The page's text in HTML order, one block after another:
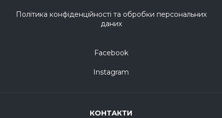
Політика конфіденційності та обробки персональних
даних
Facebook
Instagram
КОНТАКТИ